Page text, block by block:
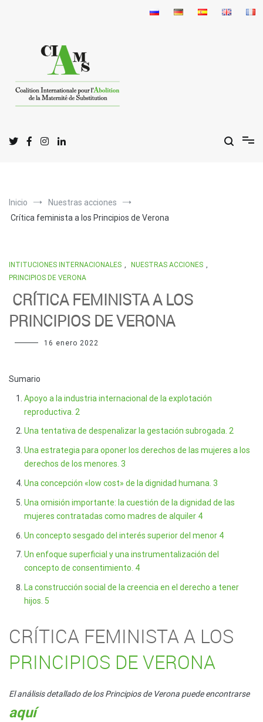
C oalición bolición de la
Inicio
Nuestras acciones
Crítica feminista a los Principios de Verona
INTITUCIONES INTERNACIONALES NUESTRAS ACCIONES
PRINCIPIOS DE VERONA
CRÍTICA FEMINISTA A LOS
PRINCIPIOS DE VERONA
16 enero 2022
Sumario
Apoyo a la industria internacional de la explotación
reproductiva. 2
Una tentativa de despenalizar la gestación subrogada. 2
Una estrategia para oponer los derechos de las mujeres a los
derechos de los menores. 3
Una concepción «low cost» de la dignidad humana. 3
Una omisión importante: la cuestión de la dignidad de las
mujeres contratadas como madres de alquiler 4
Un concepto sesgado del interés superior del menor 4
Un enfoque superficial y una instrumentalización del
concepto de consentimiento. 4
La construcción social de la creencia en el derecho a tener
hijos. 5
CRÍTICA FEMINISTA A LOS
PRINCIPIOS DE VERONA
El análisis detallado de los Principios de Verona puede encontrarse
aquí